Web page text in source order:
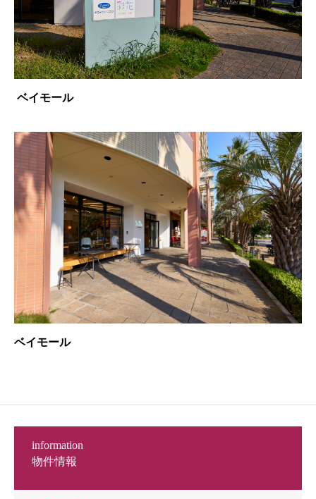
ベイモール
ベイモール
物件情報
information